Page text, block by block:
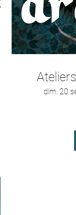
dim. 20